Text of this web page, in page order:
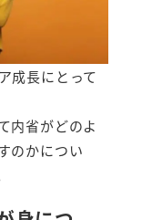
成長にとって
内省がどのよ
のかについ